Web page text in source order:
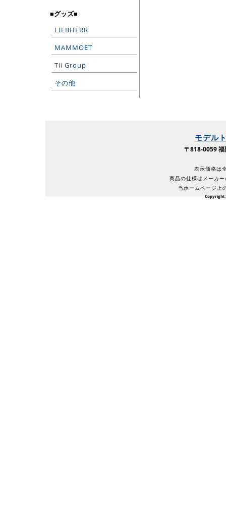
■グッズ■
LIEBHERR
MAMMOET
Tii Group
その他
モデル
〒818-0059
表示価格は
商品の仕様はメーカ
当ホームページ上
Copyright